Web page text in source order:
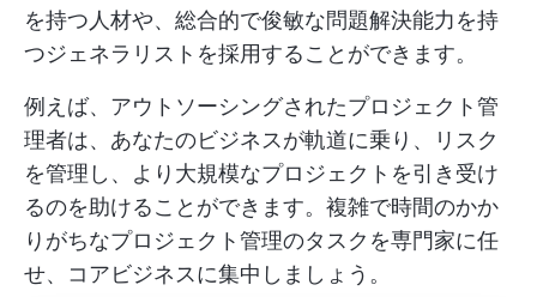
を持つ人材や、総合的で俊敏な問題解決能力を持
つジェネラリストを採用することができます。
例えば、アウトソーシングされたプロジェクト管
理者は、あなたのビジネスが軌道に乗り、リスク
を管理し、より大規模なプロジェクトを引き受け
るのを助けることができます。複雑で時間のかか
りがちなプロジェクト管理のタスクを専門家に任
せ、コアビジネスに集中しましょう。